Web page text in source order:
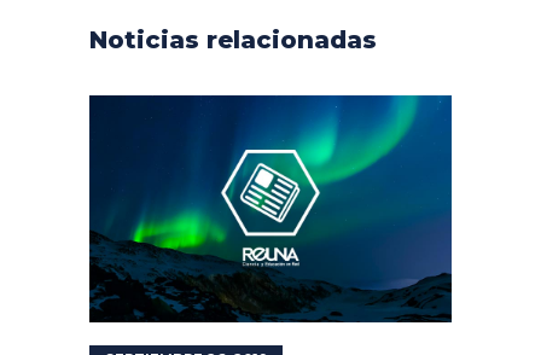
Noticias relacionadas